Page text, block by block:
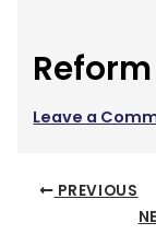
Leave a
PREVIOUS